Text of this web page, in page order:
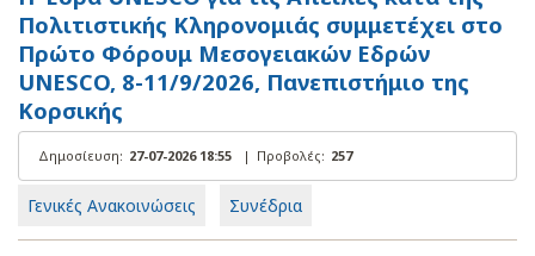
Πολιτιστικής Κληρονομιάς συμμετέχει στο
Πρώτο Φόρουμ Μεσογειακών Εδρών
UNESCO, 8-11/9/2026, Πανεπιστήμιο της
Κορσικής
Δημοσίευση: 27-07-2026 18:55 | Προβολές: 257
Γενικές Ανακοινώσεις Συνέδρια